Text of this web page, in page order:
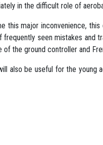
in the difficult role of
this major inconvenience,
frequently seen mistakes and
of the ground controller and
also be useful for the